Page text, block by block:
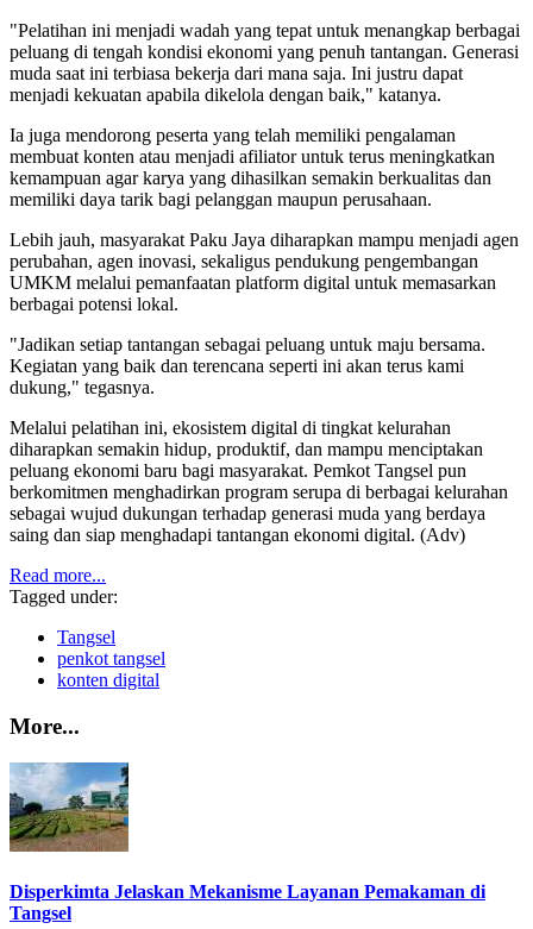
"Pelatihan ini menjadi wadah yang tepat untuk menangkap berbagai
peluang di tengah kondisi ekonomi yang penuh tantangan. Generasi
muda saat ini terbiasa bekerja dari mana saja. Ini justru dapat
menjadi kekuatan apabila dikelola dengan baik," katanya.
Ia juga mendorong peserta yang telah memiliki pengalaman
membuat konten atau menjadi afiliator untuk terus meningkatkan
kemampuan agar karya yang dihasilkan semakin berkualitas dan
memiliki daya tarik bagi pelanggan maupun perusahaan.
Lebih jauh, masyarakat Paku Jaya diharapkan mampu menjadi agen
perubahan, agen inovasi, sekaligus pendukung pengembangan
UMKM melalui pemanfaatan platform digital untuk memasarkan
berbagai potensi lokal.
"Jadikan setiap tantangan sebagai peluang untuk maju bersama.
Kegiatan yang baik dan terencana seperti ini akan terus kami
dukung," tegasnya.
Melalui pelatihan ini, ekosistem digital di tingkat kelurahan
diharapkan semakin hidup, produktif, dan mampu menciptakan
peluang ekonomi baru bagi masyarakat. Pemkot Tangsel pun
berkomitmen menghadirkan program serupa di berbagai kelurahan
sebagai wujud dukungan terhadap generasi muda yang berdaya
saing dan siap menghadapi tantangan ekonomi digital. (Adv)
Read more...
Tagged under:
Tangsel
penkot tangsel
konten digital
More...
Disperkimta Jelaskan Mekanisme Layanan Pemakaman di
Tangsel